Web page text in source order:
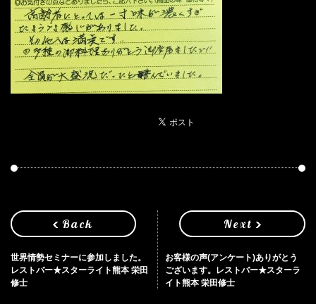
Back
世界情勢セミナーに参加しました。
レストバー★スターライト熊本 栄田
修士
Next
お客様の声(アンケート)ありがとう
ございます。レストバー★スターラ
イト熊本 栄田修士